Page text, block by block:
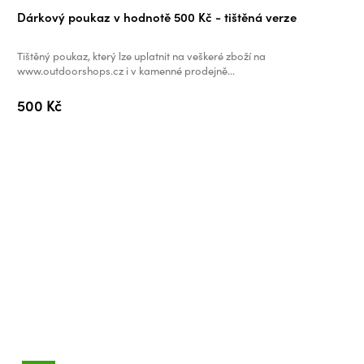
Dárkový poukaz v hodnotě 500 Kč - tištěná verze
500 Kč
Tištěný poukaz, který lze uplatnit na veškeré zboží na
www.outdoorshops.cz i v kamenné prodejně...